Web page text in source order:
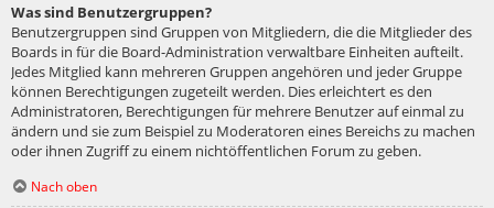
Was sind Benutzergruppen?
Benutzergruppen sind Gruppen von Mitgliedern, die die Mitglieder des
Boards in für die Board-Administration verwaltbare Einheiten aufteilt.
Jedes Mitglied kann mehreren Gruppen angehören und jeder Gruppe
können Berechtigungen zugeteilt werden. Dies erleichtert es den
Administratoren, Berechtigungen für mehrere Benutzer auf einmal zu
ändern und sie zum Beispiel zu Moderatoren eines Bereichs zu machen
oder ihnen Zugriff zu einem nichtöffentlichen Forum zu geben.
Nach oben